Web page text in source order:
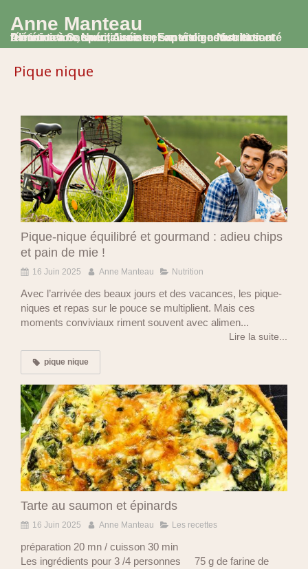
Anne Manteau
Diététicienne Nutritionniste, Experte en Nutrition et Alimentation, spécialisée en santé digestive et santé féminine à Saumur, Avoine et en visio consultation
Pique nique
Pique-nique équilibré et gourmand : adieu chips
et pain de mie !
16 Juin 2025 Anne Manteau Nutrition
Avec l’arrivée des beaux jours et des vacances, les pique-
niques et repas sur le pouce se multiplient. Mais ces
moments conviviaux riment souvent avec alimen...
Lire la suite...
pique nique
Tarte au saumon et épinards
16 Juin 2025 Anne Manteau Les recettes
préparation 20 mn / cuisson 30 min
Les ingrédients pour 3 /4 personnes 75 g de farine de